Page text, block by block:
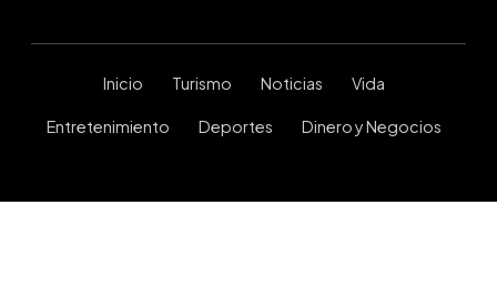
Inicio Turismo Noticias Vida
Entretenimiento Deportes Dinero y Negocios